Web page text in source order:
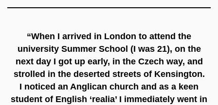
“When I arrived in London to attend the
university Summer School (I was 21), on the
next day I got up early, in the Czech way, and
strolled in the deserted streets of Kensington.
I noticed an Anglican church and as a keen
student of English ‘realia’ I immediately went in